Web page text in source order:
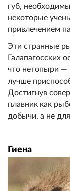
губ,
некоторые
привлечением
Эти странные
Галапагосских
что нетопыри
лучше
Достигнув
плавник как
добычи, а не
Гиена